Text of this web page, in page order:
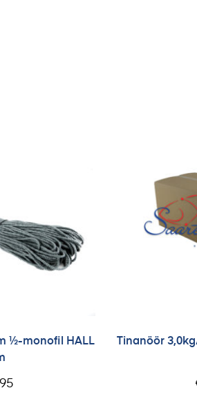
½-monofil HALL
Tinanöör